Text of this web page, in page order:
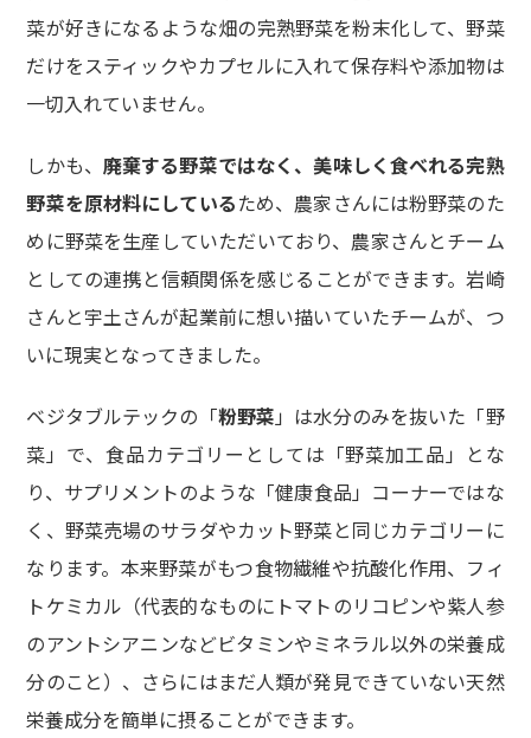
菜が好きになるような畑の完熟野菜を粉末化して、野菜
だけをスティックやカプセルに入れて保存料や添加物は
一切入れていません。
しかも、 廃棄する野菜ではなく、美味しく食べれる完熟
野菜を原材料にしているため、農家さんには粉野菜のた
めに野菜を生産していただいており、農家さんとチーム
としての連携と信頼関係を感じることができます。岩崎
さんと宇土さんが起業前に想い描いていたチームが、つ
いに現実となってきました。
ベジタブルテックの「粉野菜 」は水分のみを抜いた「野
菜」で、食品カテゴリーとしては「野菜加工品」とな
り、サプリメントのような「健康食品」コーナーではな
く、野菜売場のサラダやカット野菜と同じカテゴリーに
なります。本来野菜がもつ食物繊維や抗酸化作用、フィ
トケミカル（代表的なものにトマトのリコピンや紫人参
のアントシアニンなどビタミンやミネラル以外の栄養成
分のこと）、さらにはまだ人類が発見できていない天然
栄養成分を簡単に摂ることができます。